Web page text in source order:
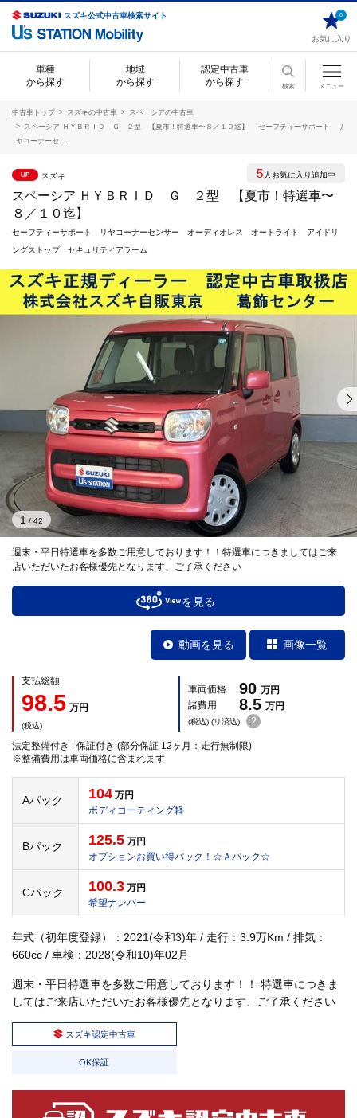
スズキ公式中古車検索サイト
お気に入り
0
車種
から探す
地域
から探す
認定中古車
から探す
検索 メニュー
中古車トップ スズキの中古車
スペーシアの中古車
スペーシア ＨＹＢＲＩＤ Ｇ ２型 【夏市！特選車〜８／１０迄】 セーフティーサポート リ
ヤコーナーセ ...
UP スズキ
スペーシア ＨＹＢＲＩＤ Ｇ ２型 【夏市！特選車〜
８／１０迄】
セーフティーサポート リヤコーナーセンサー オーディオレス オートライト アイドリ
ングストップ セキュリティアラーム
週末・平日特選車を多数ご用意しております！！特選車につきましてはご来
店いただいたお客様優先となります、ご了承ください
1 / 42
を見る
動画を見る 画像一覧
支払総額
98.5 万円
(税込)
車両価格 90 万円
諸費用
8.5 万円
(税込) (リ済込) ?
法定整備付き | 保証付き (部分保証 12ヶ月：走行無制限)
※整備費用は車両価格に含まれます
Aパック 104 万円
ボディコーティング軽
Bパック 125.5 万円
オプションお買い得パック！☆Ａパック☆
Cパック 100.3 万円
希望ナンバー
年式（初年度登録）：2021(令和3)年 / 走行：3.9万Km / 排気：
660cc / 車検：2028(令和10)年02月
週末・平日特選車を多数ご用意しております！！ 特選車につきま
してはご来店いただいたお客様優先となります、ご了承ください
スズキ認定中古車
OK保証
5 人お気に入り追加中